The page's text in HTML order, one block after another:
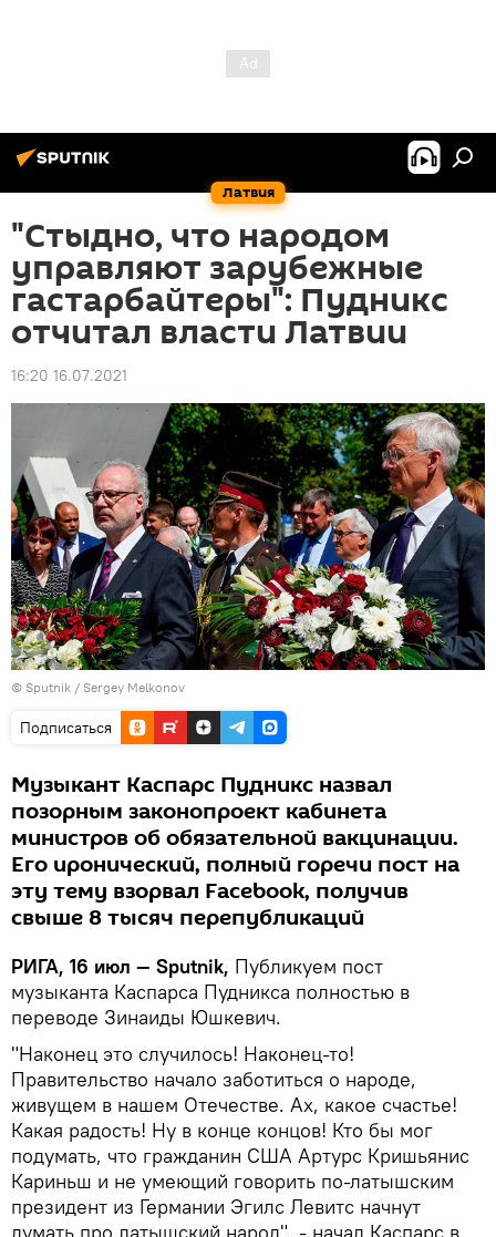
Латвия
"Стыдно, что народом
управляют зарубежные
гастарбайтеры": Пудникс
отчитал власти Латвии
16:20 16.07.2021
© Sputnik / Sergey Melkonov
Подписаться
Музыкант Каспарс Пудникс назвал
позорным законопроект кабинета
министров об обязательной вакцинации.
Его иронический, полный горечи пост на
эту тему взорвал Facebook, получив
свыше 8 тысяч перепубликаций
РИГА, 16 июл — Sputnik, Публикуем пост
музыканта Каспарса Пудникса полностью в
переводе Зинаиды Юшкевич.
"Наконец это случилось! Наконец-то!
Правительство начало заботиться о народе,
живущем в нашем Отечестве. Ах, какое счастье!
Какая радость! Ну в конце концов! Кто бы мог
подумать, что гражданин США Артурс Кришьянис
Кариньш и не умеющий говорить по-латышским
президент из Германии Эгилс Левитс начнут
думать про латышский народ", - начал Каспарс в